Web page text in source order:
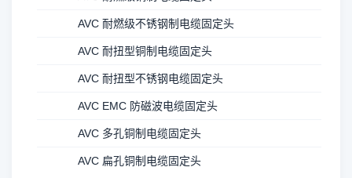
AVC 耐燃级不锈钢制电缆固定头
AVC 耐扭型铜制电缆固定头
AVC 耐扭型不锈钢电缆固定头
AVC EMC 防磁波电缆固定头
AVC 多孔铜制电缆固定头
AVC 扁孔铜制电缆固定头